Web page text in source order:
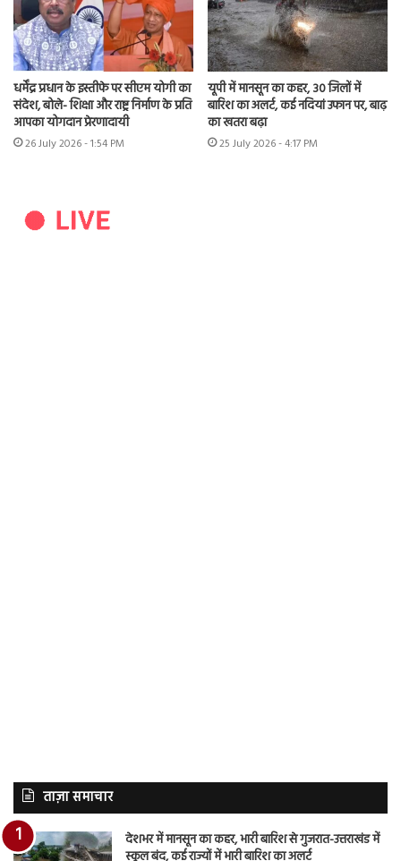
धर्मेंद्र प्रधान के इस्तीफे पर सीएम योगी का
संदेश, बोले- शिक्षा और राष्ट्र निर्माण के प्रति
आपका योगदान प्रेरणादायी
26 July 2026 - 1:54 PM
यूपी में मानसून का कहर, 30 जिलों में
बारिश का अलर्ट, कई नदियां उफान पर, बाढ़
का खतरा बढ़ा
25 July 2026 - 4:17 PM
ताज़ा समाचार
देशभर में मानसून का कहर, भारी बारिश से गुजरात-उत्तराखंड में